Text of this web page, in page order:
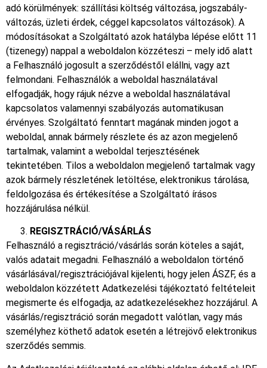
adó körülmények: szállítási költség változása, jogszabály-
változás, üzleti érdek, céggel kapcsolatos változások). A
módosításokat a Szolgáltató azok hatályba lépése előtt 11
(tizenegy) nappal a weboldalon közzéteszi – mely idő alatt
a Felhasználó jogosult a szerződéstől elállni, vagy azt
felmondani. Felhasználók a weboldal használatával
elfogadják, hogy rájuk nézve a weboldal használatával
kapcsolatos valamennyi szabályozás automatikusan
érvényes. Szolgáltató fenntart magának minden jogot a
weboldal, annak bármely részlete és az azon megjelenő
tartalmak, valamint a weboldal terjesztésének
tekintetében. Tilos a weboldalon megjelenő tartalmak vagy
azok bármely részletének letöltése, elektronikus tárolása,
feldolgozása és értékesítése a Szolgáltató írásos
hozzájárulása nélkül.
REGISZTRÁCIÓ/VÁSÁRLÁS
Felhasználó a regisztráció/vásárlás során köteles a saját,
valós adatait megadni. Felhasználó a weboldalon történő
vásárlásával/regisztrációjával kijelenti, hogy jelen ÁSZF, és a
weboldalon közzétett Adatkezelési tájékoztató feltételeit
megismerte és elfogadja, az adatkezelésekhez hozzájárul. A
vásárlás/regisztráció során megadott valótlan, vagy más
személyhez köthető adatok esetén a létrejövő elektronikus
szerződés semmis.